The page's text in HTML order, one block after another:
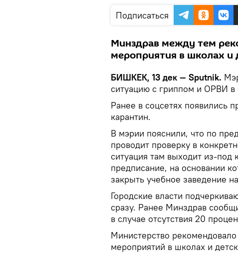
Подписаться
Минздрав между тем
мероприятия в школах и
БИШКЕК, 13 дек — Sputnik.
ситуацию с гриппом и ОРВИ в
Ранее в соцсетях появились
карантин.
В мэрии пояснили, что по
проводит проверку в
ситуация там выходит из-под
предписание, на основании
закрыть учебное заведение
Городские власти
сразу. Ранее Минздрав
в случае отсутствия 20
Министерство
мероприятий в школах и